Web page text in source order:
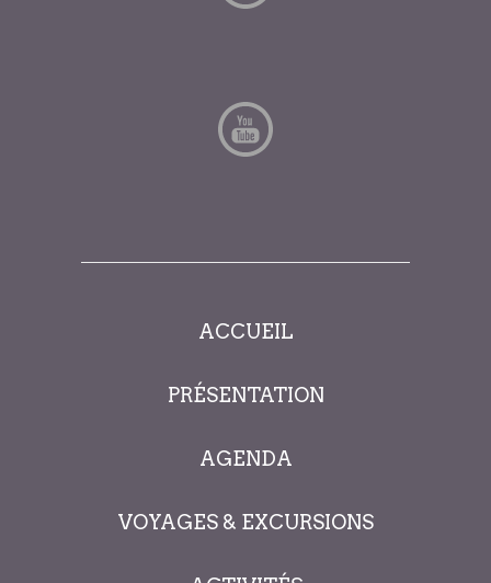
ACCUEIL
PRÉSENTATION
AGENDA
VOYAGES & EXCURSIONS